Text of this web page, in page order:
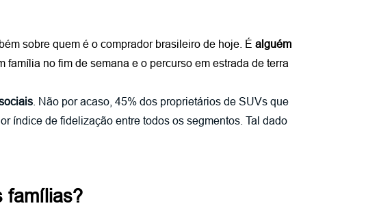
sobre quem é o comprador brasileiro de hoje. É alguém
família no fim de semana e o percurso em estrada de terra
. Não por acaso, 45% dos proprietários de SUVs que
índice de fidelização entre todos os segmentos. Tal dado
famílias?